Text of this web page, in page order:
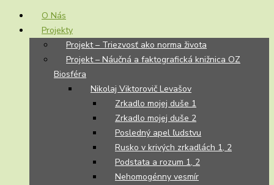
O Nás
Projekty
Projekt – Triezvosť ako norma života
Projekt – Náučná a faktografická knižnica OZ
Biosféra
Nikolaj Viktorovič Levašov
Zrkadlo mojej duše 1
Zrkadlo mojej duše 2
Posledný apel ľudstvu
Rusko v krivých zrkadlách 1, 2
Podstata a rozum 1, 2
Nehomogénny vesmír